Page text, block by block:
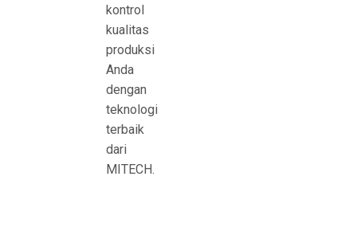
kontrol
kualitas
produksi
Anda
dengan
teknologi
terbaik
dari
MITECH.